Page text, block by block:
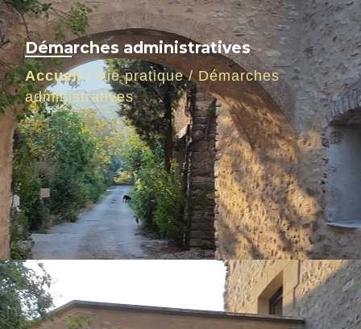
Démarches administratives
Accueil/ Vie pratique/Démarches
administratives